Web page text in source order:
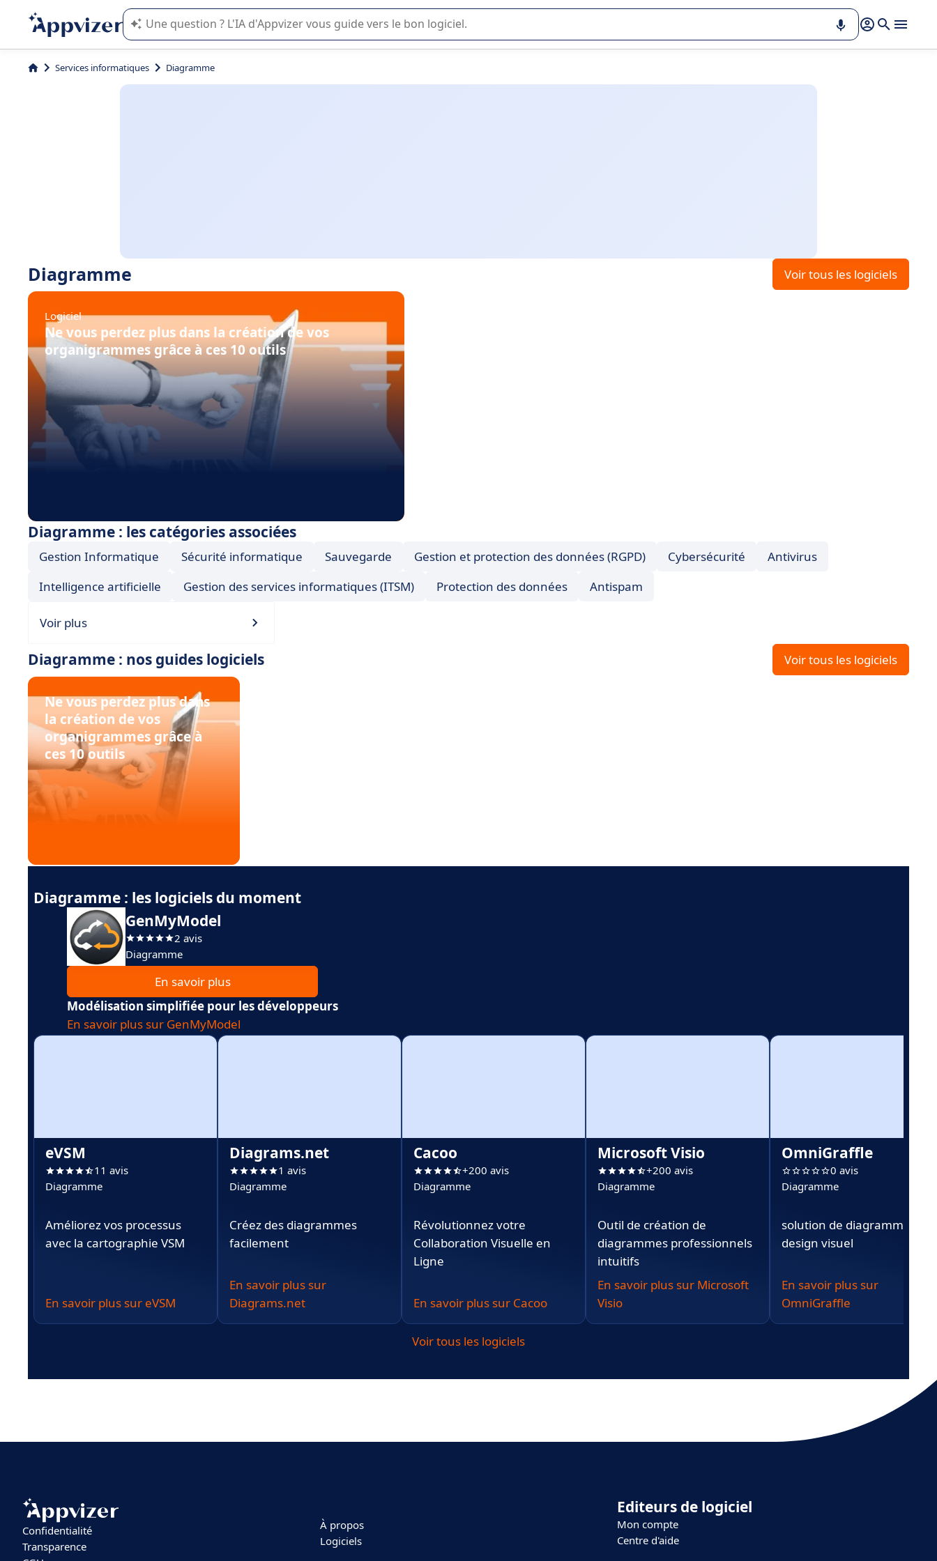
L'IA de Appvizer vous guide dans l'utilisation ou la sélection de logiciel SaaS en entreprise.
Services informatiques Diagramme
Diagramme Voir tous les logiciels
Logiciel
Ne vous perdez plus dans la création de vos
organigrammes grâce à ces 10 outils
Diagramme : les catégories associées
Gestion Informatique Sécurité informatique Sauvegarde Gestion et protection des données (RGPD) Cybersécurité
Antivirus
Intelligence artificielle
Gestion des services informatiques (ITSM) Protection des données Antispam
Voir plus
Diagramme : nos guides logiciels Voir tous les logiciels
Ne vous perdez plus dans
la création de vos
organigrammes grâce à
ces 10 outils
Diagramme : les logiciels du moment
GenMyModel
2 avis
Diagramme
En savoir plus
Modélisation simplifiée pour les développeurs
En savoir plus sur GenMyModel
eVSM
11 avis
Diagramme
Améliorez vos processus
avec la cartographie VSM
En savoir plus sur eVSM
Diagrams.net
1 avis
Diagramme
Créez des diagrammes
facilement
En savoir plus sur
Diagrams.net
Cacoo
+200 avis
Diagramme
Révolutionnez votre
Collaboration Visuelle en
Ligne
En savoir plus sur Cacoo
Microsoft Visio
+200 avis
Diagramme
Outil de création de
diagrammes professionnels
intuitifs
En savoir plus sur Microsoft
Visio
OmniGraffle
0 avis
Diagramme
solution de diagrammes et
design visuel
En savoir plus sur
OmniGraffle
Voir tous les logiciels
Confidentialité
Transparence
À propos
Logiciels
Editeurs de logiciel
Mon compte
Centre d'aide